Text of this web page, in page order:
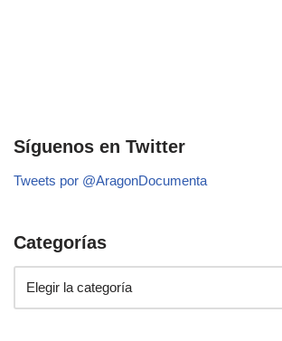
Síguenos en Twitter
Tweets por @AragonDocumenta
Categorías